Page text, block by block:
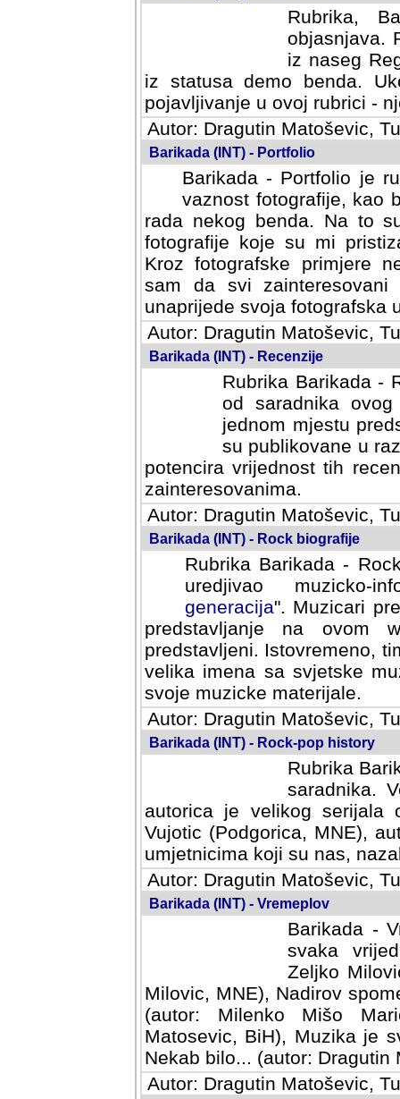
Rubrika,
objasnjava.
iz naseg
iz statusa demo benda.
pojavljivanje u ovoj rubrici -
Autor: Dragutin Matoševic,
Barikada (INT) - Portfolio
Barikada - Portfolio je
vaznost fotografije, kao
rada nekog benda. Na to
fotografije koje su mi
fotografske primjere
svi zainteresovani
svoja fotografska umijeca.
Autor: Dragutin Matoševic,
Barikada (INT) - Recenzije
Rubrika Barikada -
od saradnika
jednom mjestu
su publikovane u
potencira vrijednost tih
zainteresovanima.
Autor: Dragutin Matoševic,
Barikada (INT) - Rock biografije
Rubrika Barikada -
uredjivao muzicko-
Muzicari predstavljeni u
na ovom web portalu
Istovremeno, tim nacinom
sa svjetske muzicke scene
materijale.
Autor: Dragutin Matoševic,
Barikada (INT) - Rock-pop history
Rubrika
saradnika.
autorica je velikog serijala
Vujotic (Podgorica, MNE),
umjetnicima koji su nas,
Autor: Dragutin Matoševic,
Barikada (INT) - Vremeplov
Barikada -
svaka
Milovic,
MNE), Nadirov spomenar
Milenko Mišo Maric, UK),
Muzika je svirala (autor:
(autor: Dragutin Matosevic,
Autor: Dragutin Matoševic,